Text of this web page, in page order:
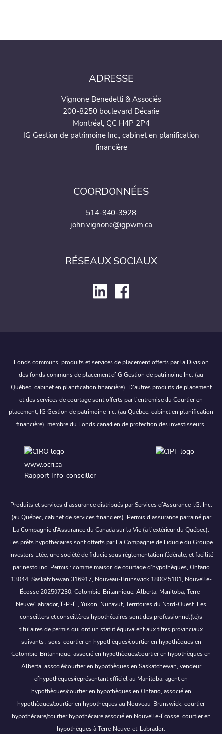
ADRESSE
Vignone Benedetti & Associés
200-8250 boulevard Décarie
Montréal, QC H4P 2P4
IG Gestion de patrimoine Inc., cabinet en planification
financière
COORDONNÉES
514-940-3928
john.vignone@igpwm.ca
RÉSEAUX SOCIAUX
Fonds communs, produits et services de placement offerts par la Division
des fonds communs de placement d’IG Gestion de patrimoine Inc. (au
Québec, cabinet en planification financière). D’autres produits de placement
et des services de courtage sont offerts par l’entremise du Courtier en
placement, IG Gestion de patrimoine Inc. (au Québec, cabinet en planification
financière), membre du Fonds canadien de protection des investisseurs.
www.ocri.ca
Rapport Info-conseiller
Produits et services d’assurance distribués par Services d’Assurance I.G. Inc.
(au Québec, cabinet de services financiers). Permis d’assurance parrainé par
La Compagnie d’Assurance du Canada sur la Vie (à l’extérieur du Québec).
Les prêts hypothécaires sont offerts par La Compagnie de Fiducie du Groupe
Investors Ltée, une société de fiducie sous réglementation fédérale, et facilité
par nesto inc. Permis : comme maison de courtage d’hypothèques, Ontario
13044, Saskatchewan 316917, Nouveau-Brunswick 180045101, Nouvelle-
Écosse 202507230; Colombie-Britannique, Alberta, Manitoba, Terre-
Neuve/Labrador, Î.-P.-É., Yukon, Nunavut, Territoires du Nord-Ouest. Les
conseillers et conseillères hypothécaires sont des professionnel(le)s
titulaires de permis qui ont un statut équivalent aux titres provinciaux
suivants : sous-courtier en hypothèques/courtier en hypothèques en
Colombie-Britannique, associé en hypothèques/courtier en hypothèques en
Alberta, associé/courtier en hypothèques en Saskatchewan, vendeur
d’hypothèques/représentant officiel au Manitoba, agent en
hypothèques/courtier en hypothèques en Ontario, associé en
hypothèques/courtier en hypothèques au Nouveau-Brunswick, courtier
hypothécaire/courtier hypothécaire associé en Nouvelle-Écosse, courtier en
hypothèques à Terre-Neuve-et-Labrador.